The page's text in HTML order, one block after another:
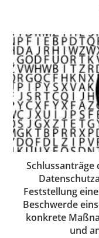
Schlussanträge
Feststellung
Beschwerde
konkrete
und